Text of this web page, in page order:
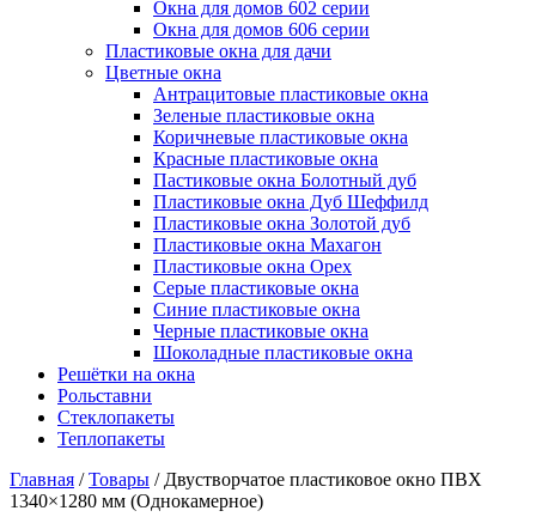
Окна для домов 602 серии
Окна для домов 606 серии
Пластиковые окна для дачи
Цветные окна
Антрацитовые пластиковые окна
Зеленые пластиковые окна
Коричневые пластиковые окна
Красные пластиковые окна
Пастиковые окна Болотный дуб
Пластиковые окна Дуб Шеффилд
Пластиковые окна Золотой дуб
Пластиковые окна Махагон
Пластиковые окна Орех
Серые пластиковые окна
Синие пластиковые окна
Черные пластиковые окна
Шоколадные пластиковые окна
Решётки на окна
Рольставни
Стеклопакеты
Теплопакеты
Главная /Товары / Двустворчатое пластиковое окно ПВХ
1340×1280 мм (Однокамерное)